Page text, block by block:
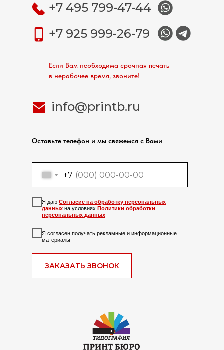
Оставьте телефон и мы свяжемся с Вами
+7 495 799-47-44
info@printb.ru
Если Вам необходима срочная печать
в нерабочее время, звоните!
+7
Я даю Согласие на обработку персональных
данных на условиях Политики обработки
персональных данных
Я согласен получать рекламные и информационные
материалы
ЗАКАЗАТЬ ЗВОНОК
+7 925 999-26-79